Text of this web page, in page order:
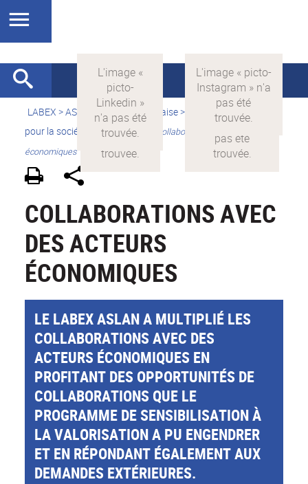
LABEX >ASLAN > Version française>
La science avec et
pour la société
Valorisation
Collaborations avec des acteurs
économiques
COLLABORATIONS AVEC
DES ACTEURS
ÉCONOMIQUES
LE LABEX ASLAN A MULTIPLIÉ LES
COLLABORATIONS AVEC DES
ACTEURS ÉCONOMIQUES EN
PROFITANT DES OPPORTUNITÉS DE
COLLABORATIONS QUE LE
PROGRAMME DE SENSIBILISATION À
LA VALORISATION A PU ENGENDRER
ET EN RÉPONDANT ÉGALEMENT AUX
DEMANDES EXTÉRIEURES.